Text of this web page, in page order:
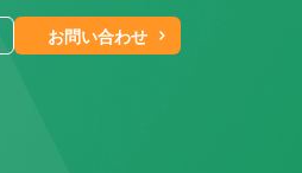
お問い合わせ